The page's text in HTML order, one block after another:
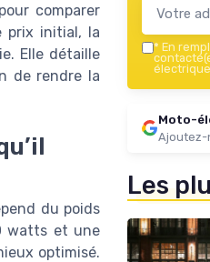
comparer
prix initial, la
Elle détaille
de rendre la
du poids
watts et une
optimisé.
* En
Moto-
Ajoutez-
Les